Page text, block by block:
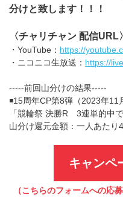
分けと致します！！！
〈チャリチャン 配信URL〉
・YouTube： https://
・ニコニコ生放送： https://
-----前回山分けの結果-----
◾️15周年CP第8弾（2023年11
「競輪祭 決勝R 3連単的中で
山分け還元金額：一人あたり
キャンペ
（こちらのフォームへの応